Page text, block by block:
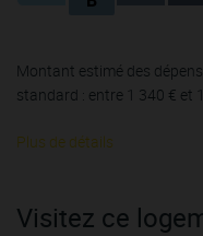
Montant estimé des
standard : entre 1 340 € et
Plus de détails
Visitez ce